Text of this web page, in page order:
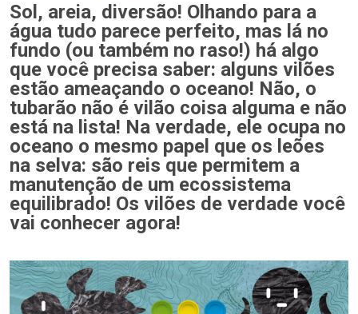
Sol, areia, diversão! Olhando para a
água tudo parece perfeito, mas lá no
fundo (ou também no raso!) há algo
que você precisa saber: alguns vilões
estão ameaçando o oceano! Não, o
tubarão não é vilão coisa alguma e não
está na lista! Na verdade, ele ocupa no
oceano o mesmo papel que os leões
na selva: são reis que permitem a
manutenção de um ecossistema
equilibrado! Os vilões de verdade você
vai conhecer agora!